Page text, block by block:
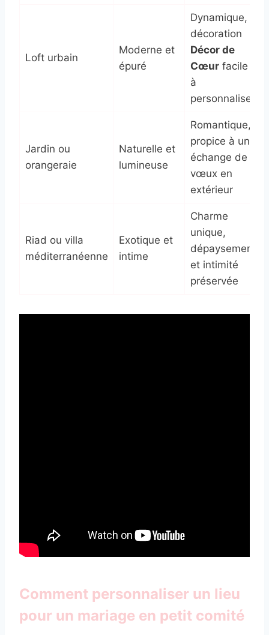
Loft urbain
Moderne et
épuré
Dynamique,
décoration
Décor de
Cœurfacile
à
personnaliser
Jardin ou
orangeraie
Naturelle et
lumineuse
Romantique,
propice à un
échange de
vœux en
extérieur
Riad ou villa
méditerranéenne
Exotique et
intime
Charme
unique,
dépaysement
et intimité
préservée
Comment personnaliser un lieu
pour un mariage en petit comité